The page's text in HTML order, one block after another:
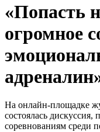
«Попасть
огромное
На онлайн-площадке
состоялась
соревнованиям среди